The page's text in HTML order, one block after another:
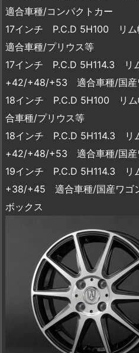
適合車種/コンパクトカー
17インチ P.C.D 5H100
適合車種/プリウス等
17インチ P.C.D 5H114.3
+42/+48/+53 適合車種/国産
18インチ P.C.D 5H100
合車種/プリウス等
18インチ P.C.D 5H114.3
+42/+48/+53 適合車種/国産
19インチ P.C.D 5H114.3
+38/+45 適合車種/国産ワゴ
ボックス